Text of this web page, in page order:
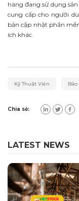
hàng đang sử dụng
cung cấp cho người
bản cập nhật phần
ích khác.
Kỹ Thuật Viên
Chia sẻ:
LATEST NEWS